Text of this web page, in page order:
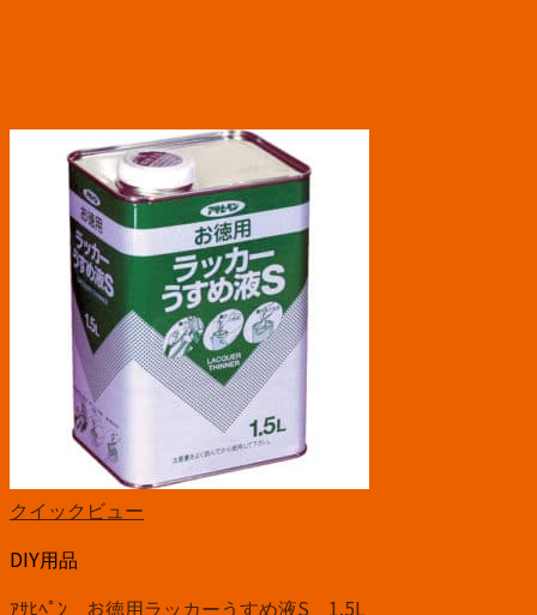
クイックビュー
DIY用品
ｱｻﾋﾍﾟﾝ お徳用ラッカーうすめ液S 1.5L